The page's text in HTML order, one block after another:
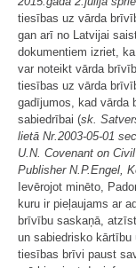
tiesības uz vārda
gan arī no Latvijai
dokumentiem izriet,
var noteikt vārda
tiesības uz vārda
gadījumos, kad vārda
sabiedrībai (sk.
lietā Nr.2003-05-01
U.N. Covenant on
Publisher N.P.Engel,
Ievērojot minēto,
kuru ir pieļaujams ar
brīvību saskaņā,
un sabiedrisko kārtību
tiesības brīvi paust